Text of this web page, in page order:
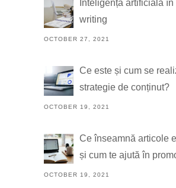
Inteligența artificială
writing
OCTOBER 27, 2021
Ce este și cum se
strategie de conținut?
OCTOBER 19, 2021
Ce înseamnă articole
și cum te ajută în
OCTOBER 19, 2021